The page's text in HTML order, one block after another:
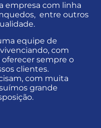
empresa com linha
entre outros
equipe de
com
sempre o
clientes.
com muita
grande